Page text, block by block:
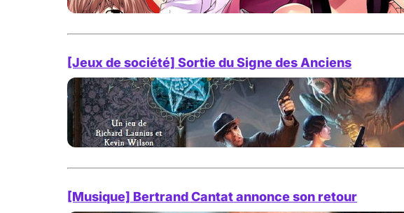
[Jeux de société] Sortie du Signe des Anciens
[Musique] Bertrand Cantat annonce son retour